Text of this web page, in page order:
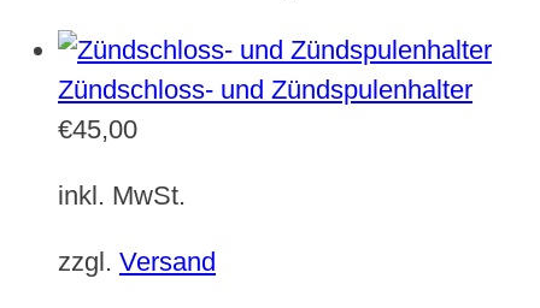
Zündschloss- und Zündspulenhalter
€45,00
inkl. MwSt.
zzgl. Versand